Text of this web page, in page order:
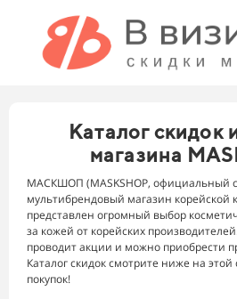
Каталог скидок
магазина
МАСКШОП (MASKSHOP, официальный
мультибрендовый магазин корейской
представлен огромный выбор
за кожей от корейских
проводит акции и можно приобрести
Каталог скидок смотрите ниже на
покупок!